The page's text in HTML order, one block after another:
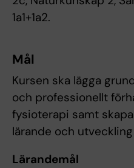
1a1+1a2.
Mål
Kursen ska lägga
och professionellt
fysioterapi samt
lärande och
Lärandemål